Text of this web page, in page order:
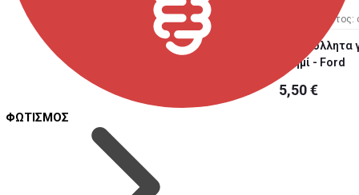
ΦΩΤΙΣΜΟΣ
Κωδ. Προϊόντος:
Αυτοκόλλητα
ασημί - Ford
5,50 €